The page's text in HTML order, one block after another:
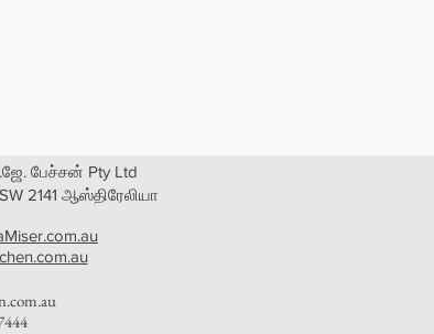
பேச்சன் Pty Ltd
2141 ஆஸ்திரேலியா